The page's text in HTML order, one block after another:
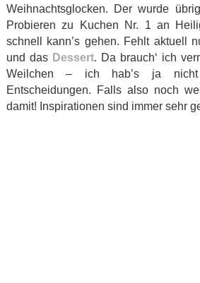
Weihnachtsglocken. Der wurde
Probieren zu Kuchen Nr. 1 an
schnell kann’s gehen. Fehlt aktuell
und das Dessert. Da brauch‘ ich
Weilchen – ich hab’s ja
Entscheidungen. Falls also noch
damit! Inspirationen sind immer sehr